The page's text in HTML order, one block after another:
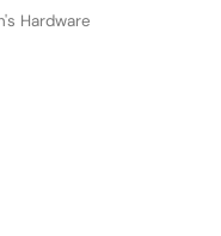
Hardware